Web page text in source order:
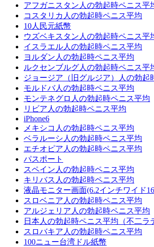
アフガニスタン人の勃起時ペニス平
コスタリカ人の勃起時ペニス平均
10人民元紙幣
ウズベキスタン人の勃起時ペニス平
イスラエル人の勃起時ペニス平均
ヨルダン人の勃起時ペニス平均
ルクセンブルグ人の勃起時ペニス平
ジョージア（旧グルジア）人の勃起
モルドバ人の勃起時ペニス平均
モンテネグロ人の勃起時ペニス平均
リビア人の勃起時ペニス平均
iPhone6
メキシコ人の勃起時ペニス平均
ベラルーシ人の勃起時ペニス平均
エチオピア人の勃起時ペニス平均
パスポート
スペイン人の勃起時ペニス平均
キリバス人の勃起時ペニス平均
液晶モニター画面(6.2インチワイド
スロベニア人の勃起時ペニス平均
アルジェリア人の勃起時ペニス平均
日本人の勃起時ペニス平均（不二ラ
スロバキア人の勃起時ペニス平均
100ニュー台湾ドル紙幣